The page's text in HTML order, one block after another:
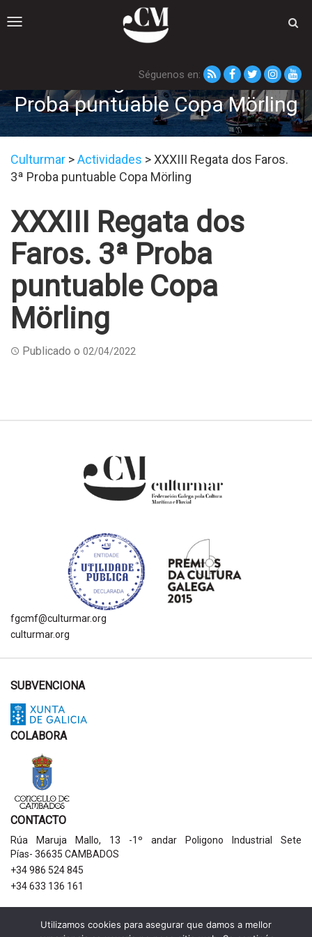
Toggle
Séguenos en:
XXXIII Regata dos Faros. 3ª
Proba puntuable Copa Mörling
Culturmar >Actividades >XXXIII Regata dos Faros.
3ª Proba puntuable Copa Mörling
XXXIII Regata dos
Faros. 3ª Proba
puntuable Copa
Mörling
Publicado o 02/04/2022
fgcmf@culturmar.org
culturmar.org
SUBVENCIONA
COLABORA
CONTACTO
Rúa Maruja Mallo, 13 -1º andar Poligono Industrial Sete
Pías- 36635 CAMBADOS
+34 986 524 845
+34 633 136 161
AVISOS LEGAIS
Utilizamos cookies para asegurar que damos a mellor